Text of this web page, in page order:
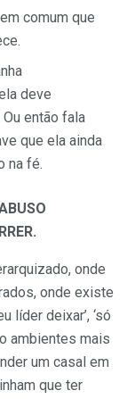
comum que
deve
então fala
que ela ainda
na fé.
onde
onde existe
líder deixar’, ‘só
ambientes mais
um casal em
que ter